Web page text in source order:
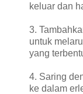
keluar dan
3.
untuk
yang
4. Saring
ke dalam